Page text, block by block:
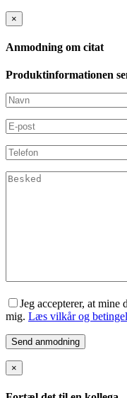
×
Anmodning om citat
Produktinformationen
Jeg accepterer, at mine
mig. Læs vilkår og
×